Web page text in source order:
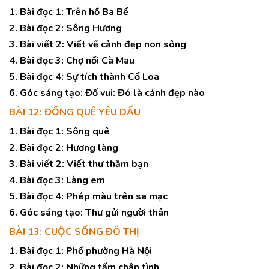
1. Bài đọc 1: Trên hồ Ba Bể
2. Bài đọc 2: Sông Hương
3. Bài viết 2: Viết về cảnh đẹp non sông
4. Bài đọc 3: Chợ nổi Cà Mau
5. Bài đọc 4: Sự tích thành Cổ Loa
6. Góc sáng tạo: Đố vui: Đó là cảnh đẹp nào
BÀI 12: ĐỒNG QUÊ YÊU DẤU
1. Bài đọc 1: Sông quê
2. Bài đọc 2: Hương làng
3. Bài viết 2: Viết thư thăm bạn
4. Bài đọc 3: Làng em
5. Bài đọc 4: Phép màu trên sa mạc
6. Góc sáng tạo: Thư gửi người thân
BÀI 13: CUỘC SỐNG ĐÔ THỊ
1. Bài đọc 1: Phố phường Hà Nội